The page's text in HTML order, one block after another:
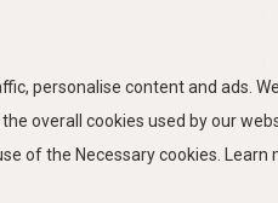
personalise content and ads.
overall cookies used by our
of the Necessary cookies.